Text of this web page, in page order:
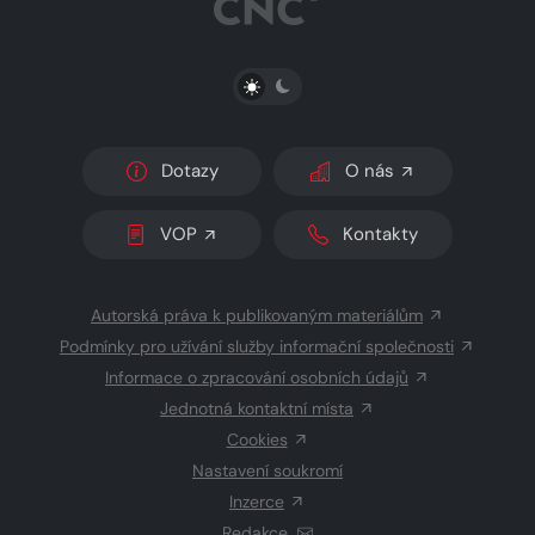
PŘEPNOUT SVĚTLÝ/TMAVÝ REŽIM
Dotazy O nás
VOP Kontakty
Autorská práva k publikovaným materiálům
Podmínky pro užívání služby informační společnosti
Informace o zpracování osobních údajů
Jednotná kontaktní místa
Cookies
Nastavení soukromí
Inzerce